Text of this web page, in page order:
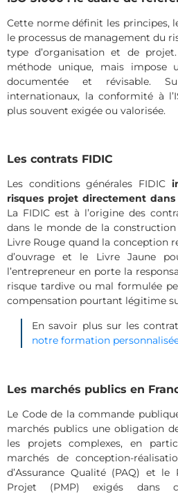
Cette norme définit les principes,
le processus de management du
type d’organisation et de
méthode unique, mais impose
documentée et révisable.
internationaux, la conformité à
plus souvent exigée ou valorisée.
Les contrats FIDIC
Les conditions générales FIDIC
risques projet directement
La FIDIC est à l’origine des
dans le monde de la construction
Livre Rouge quand la conception
d’ouvrage et le Livre Jaune
l’entrepreneur en porte la
risque tardive ou mal formulée
compensation pourtant légitime
En savoir plus sur les
notre formation
Les marchés publics en
Le Code de la commande
marchés publics une obligation
les projets complexes, en
marchés de conception-
d’Assurance Qualité (PAQ) et
Projet (PMP) exigés dans